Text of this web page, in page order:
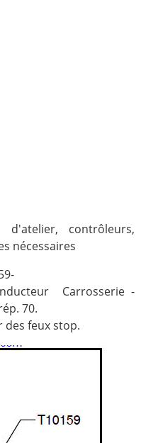
d'atelier, contrôleurs,
nécessaires
Carrosserie -
70.
des feux stop.